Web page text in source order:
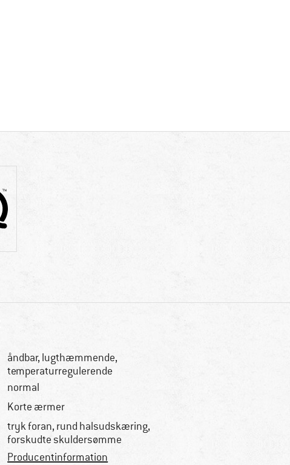
åndbar, lugthæmmende,
temperaturregulerende
normal
Korte ærmer
tryk foran, rund halsudskæring,
forskudte skuldersømme
Producentinformation